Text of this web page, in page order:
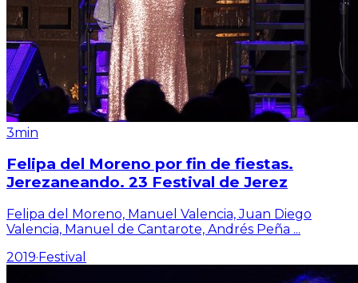
3min
Felipa del Moreno por fin de fiestas.
Jerezaneando. 23 Festival de Jerez
Felipa del Moreno, Manuel Valencia, Juan Diego
Valencia, Manuel de Cantarote, Andrés Peña ...
2019·Festival